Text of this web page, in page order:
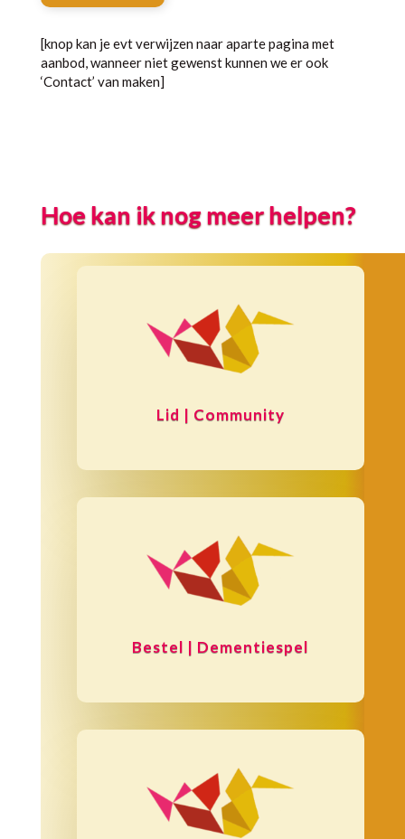
[knop kan je evt verwijzen naar aparte pagina met
aanbod, wanneer niet gewenst kunnen we er ook
‘Contact’ van maken]
Hoe kan ik nog meer helpen?
Lid | Community
Bestel | Dementiespel